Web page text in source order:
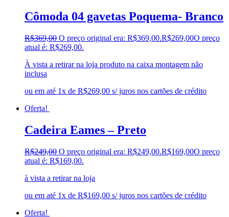
Cômoda 04 gavetas Poquema- Branco
R$369,00 O preço original era: R$369,00.R$269,00O preço
atual é: R$269,00.
À vista a retirar na loja produto na caixa montagem não
inclusa
ou em até 1x de R$269,00 s/ juros nos cartões de crédito
Oferta!
Cadeira Eames – Preto
R$249,00 O preço original era: R$249,00.R$169,00O preço
atual é: R$169,00.
à vista a retirar na loja
ou em até 1x de R$169,00 s/ juros nos cartões de crédito
Oferta!